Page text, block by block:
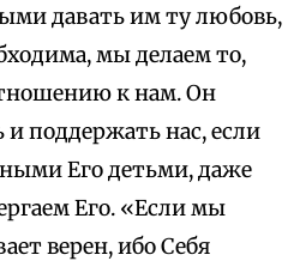
давать им ту любовь,
мы делаем то,
к нам. Он
и поддержать нас, если
Его детьми, даже
Его. «Если мы
верен, ибо Себя